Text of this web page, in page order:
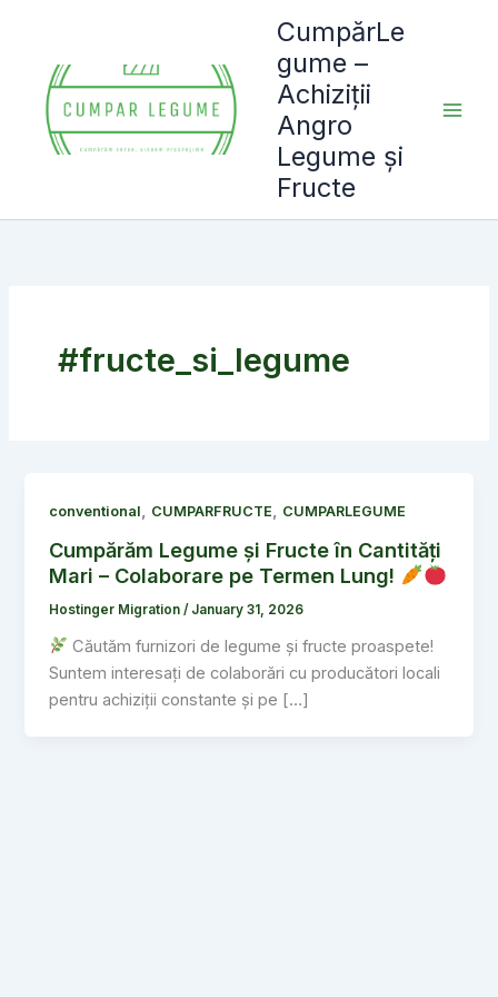
content
CumpărLe
gume –
Achiziții
Angro
Legume și
Fructe
#fructe_si_legume
conventional, CUMPARFRUCTE, CUMPARLEGUME
Cumpărăm Legume și Fructe în Cantități
Mari – Colaborare pe Termen Lung!
Hostinger Migration/ January 31, 2026
Căutăm furnizori de legume și fructe proaspete!
Suntem interesați de colaborări cu producători locali
pentru achiziții constante și pe […]